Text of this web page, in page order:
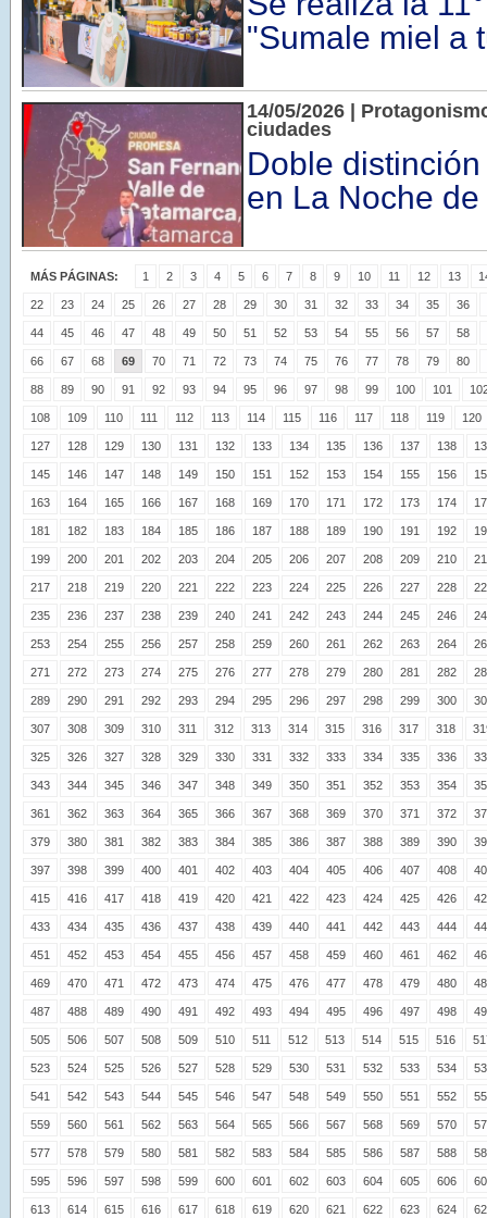
"Sumale miel a
14/05/2026 |
ciudades
Doble
en La Noche
MÁS PÁGINAS: 1 2 3 4 5 6 7 8 9 10 11 12 13
22 23 24 25 26 27 28 29 30 31 32 33 34 35 36
44 45 46 47 48 49 50 51 52 53 54 55 56 57 58
66 67 68 69 70 71 72 73 74 75 76 77 78 79 80
88 89 90 91 92 93 94 95 96 97 98 99 100 101
108 109 110 111 112 113 114 115 116 117 118 119 120
127 128 129 130 131 132 133 134 135 136 137 138
145 146 147 148 149 150 151 152 153 154 155 156
163 164 165 166 167 168 169 170 171 172 173 174
181 182 183 184 185 186 187 188 189 190 191 192
199 200 201 202 203 204 205 206 207 208 209 210
217 218 219 220 221 222 223 224 225 226 227 228
235 236 237 238 239 240 241 242 243 244 245 246
253 254 255 256 257 258 259 260 261 262 263 264
271 272 273 274 275 276 277 278 279 280 281 282
289 290 291 292 293 294 295 296 297 298 299 300
307 308 309 310 311 312 313 314 315 316 317 318
325 326 327 328 329 330 331 332 333 334 335 336
343 344 345 346 347 348 349 350 351 352 353 354
361 362 363 364 365 366 367 368 369 370 371 372
379 380 381 382 383 384 385 386 387 388 389 390
397 398 399 400 401 402 403 404 405 406 407 408
415 416 417 418 419 420 421 422 423 424 425 426
433 434 435 436 437 438 439 440 441 442 443 444
451 452 453 454 455 456 457 458 459 460 461 462
469 470 471 472 473 474 475 476 477 478 479 480
487 488 489 490 491 492 493 494 495 496 497 498
505 506 507 508 509 510 511 512 513 514 515 516
523 524 525 526 527 528 529 530 531 532 533 534
541 542 543 544 545 546 547 548 549 550 551 552
559 560 561 562 563 564 565 566 567 568 569 570
577 578 579 580 581 582 583 584 585 586 587 588
595 596 597 598 599 600 601 602 603 604 605 606
613 614 615 616 617 618 619 620 621 622 623 624